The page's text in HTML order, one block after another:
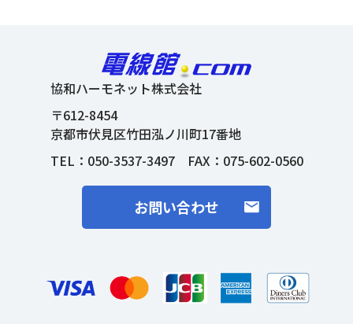
協和ハーモネット株式会社
〒612-8454
京都市伏見区竹田泓ノ川町17番地
TEL： 050-3537-3497FAX：075-602-0560
お問い合わせ